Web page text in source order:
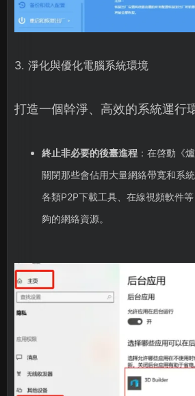
3. 淨化與優化電腦系統環境
打造一個幹淨、高效的系統運行
終止非必要的後臺進程：在啓動《
關閉那些會佔用大量網絡帶寬和系
各類P2P下載工具、在線視頻軟件
夠的網絡資源。